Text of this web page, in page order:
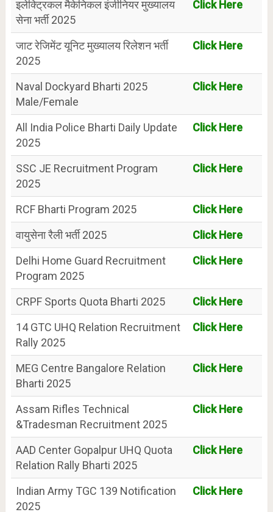
इलेक्ट्रिकल मैकेनिकल इंजीनियर मुख्यालय
सेना भर्ती 2025
Click Here
जाट रेजिमेंट यूनिट मुख्यालय रिलेशन भर्ती
2025
Click Here
Naval Dockyard Bharti 2025
Male/Female
Click Here
All India Police Bharti Daily Update
2025
Click Here
SSC JE Recruitment Program
2025
Click Here
RCF Bharti Program 2025
Click Here
वायुसेना रैली भर्ती 2025
Click Here
Delhi Home Guard Recruitment
Program 2025
Click Here
CRPF Sports Quota Bharti 2025
Click Here
14 GTC UHQ Relation Recruitment
Rally 2025
Click Here
MEG Centre Bangalore Relation
Bharti 2025
Click Here
Assam Rifles Technical
&Tradesman Recruitment 2025
Click Here
AAD Center Gopalpur UHQ Quota
Relation Rally Bharti 2025
Click Here
Indian Army TGC 139 Notification
2025
Click Here